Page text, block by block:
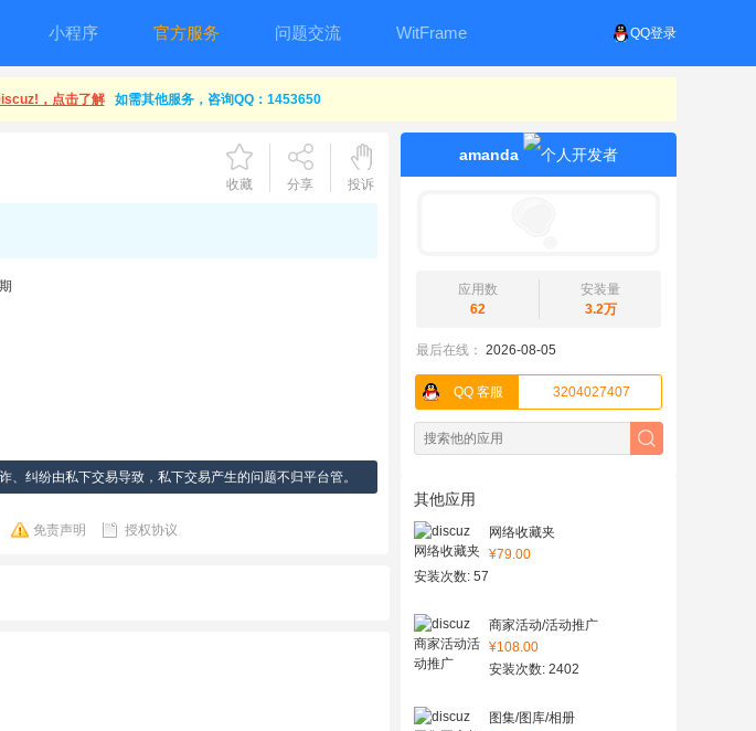
QQ登录
小程序 官方服务 问题交流 WitFrame
，点击了解 如需其他服务，咨询QQ：1453650
amanda
应用数
62
安装量
3.2万
最后在线： 2026-08-05
QQ 客服 3204027407
其他应用
网络收藏夹
¥79.00
安装次数: 57
商家活动/活动推广
¥108.00
安装次数: 2402
图集/图库/相册
收藏 分享 投诉
、纠纷由私下交易导致，私下交易产生的问题不归平台管。
免责声明 授权协议